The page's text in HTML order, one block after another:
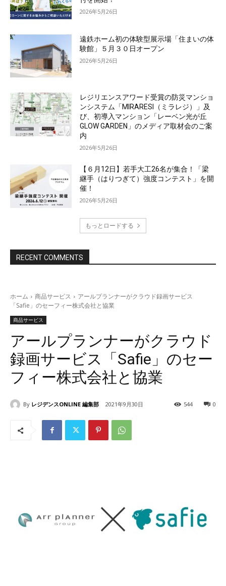
2026年5月26日
遠鉄ホーム初の体験型展示場「住まいの体
験館」５月３０日オープン
2026年5月26日
レジリエンスアワード受賞の防災マンショ
ンシステム「MIRARESI（ミラレジ）」及
び、初導入マンション「レーベン光が丘
GLOW GARDEN」のメディア取材会のご案
内
2026年5月26日
【６月12日】若手大工26名が集合！「梁
継手（はりつぎて）強度コンテスト」を開
催！
2026年5月26日
もっとロードする
RECENT COMMENTS